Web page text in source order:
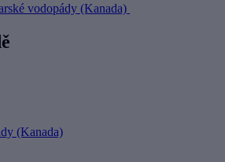
vodopády (Kanada)
(Kanada)